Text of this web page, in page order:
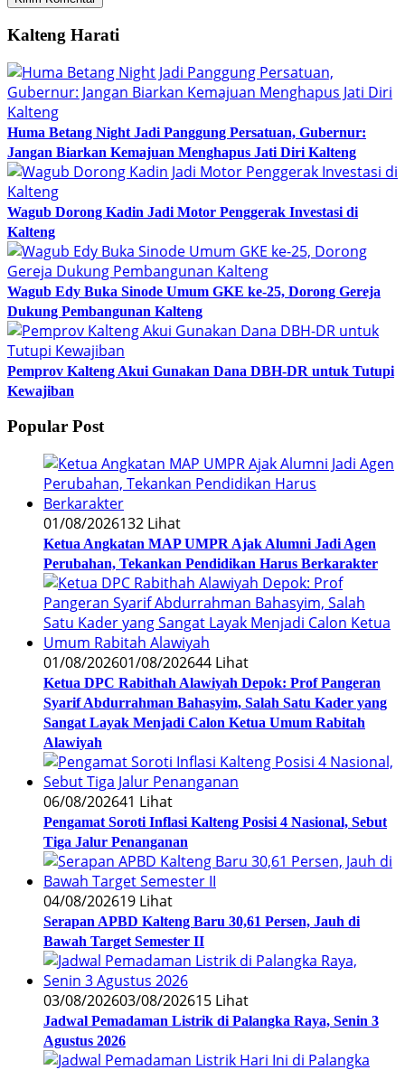
Kalteng Harati
Huma Betang Night Jadi Panggung Persatuan, Gubernur:
Jangan Biarkan Kemajuan Menghapus Jati Diri Kalteng
Wagub Dorong Kadin Jadi Motor Penggerak Investasi di
Kalteng
Wagub Edy Buka Sinode Umum GKE ke-25, Dorong Gereja
Dukung Pembangunan Kalteng
Pemprov Kalteng Akui Gunakan Dana DBH-DR untuk Tutupi
Kewajiban
Popular Post
01/08/2026132 Lihat
Ketua Angkatan MAP UMPR Ajak Alumni Jadi Agen
Perubahan, Tekankan Pendidikan Harus Berkarakter
01/08/202601/08/202644 Lihat
Ketua DPC Rabithah Alawiyah Depok: Prof Pangeran
Syarif Abdurrahman Bahasyim, Salah Satu Kader yang
Sangat Layak Menjadi Calon Ketua Umum Rabitah
Alawiyah
06/08/202641 Lihat
Pengamat Soroti Inflasi Kalteng Posisi 4 Nasional, Sebut
Tiga Jalur Penanganan
04/08/202619 Lihat
Serapan APBD Kalteng Baru 30,61 Persen, Jauh di
Bawah Target Semester II
03/08/202603/08/202615 Lihat
Jadwal Pemadaman Listrik di Palangka Raya, Senin 3
Agustus 2026